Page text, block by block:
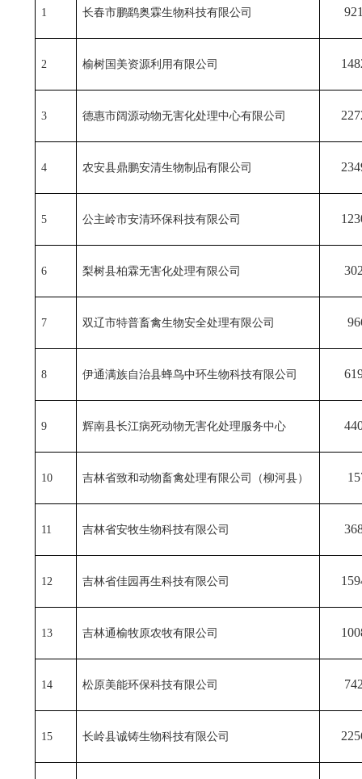
1 长春市鹏鹞奥霖生物科技有限公司
2 榆树国美资源利用有限公司
3 德惠市阔源动物无害化处理中心有限公司
4 农安县鼎鹏安清生物制品有限公司
5 公主岭市安清环保科技有限公司
6 梨树县柏霖无害化处理有限公司
7 双辽市特普畜禽生物安全处理有限公司
8 伊通满族自治县蜂鸟中环生物科技有限公司
9 辉南县长江病死动物无害化处理服务中心
10 吉林省致和动物畜禽处理有限公司（柳河县）
11 吉林省安牧生物科技有限公司
12 吉林省佳园再生科技有限公司
13 吉林通榆牧原农牧有限公司
14 松原美能环保科技有限公司
15 长岭县诚铸生物科技有限公司